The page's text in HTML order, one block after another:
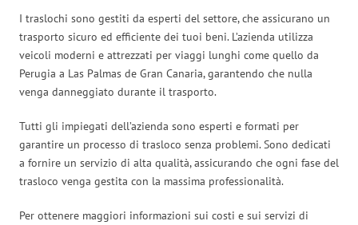
I traslochi sono gestiti da esperti del settore, che assicurano un
trasporto sicuro ed efficiente dei tuoi beni. L’azienda utilizza
veicoli moderni e attrezzati per viaggi lunghi come quello da
Perugia a Las Palmas de Gran Canaria, garantendo che nulla
venga danneggiato durante il trasporto.
Tutti gli impiegati dell’azienda sono esperti e formati per
garantire un processo di trasloco senza problemi. Sono dedicati
a fornire un servizio di alta qualità, assicurando che ogni fase del
trasloco venga gestita con la massima professionalità.
Per ottenere maggiori informazioni sui costi e sui servizi di